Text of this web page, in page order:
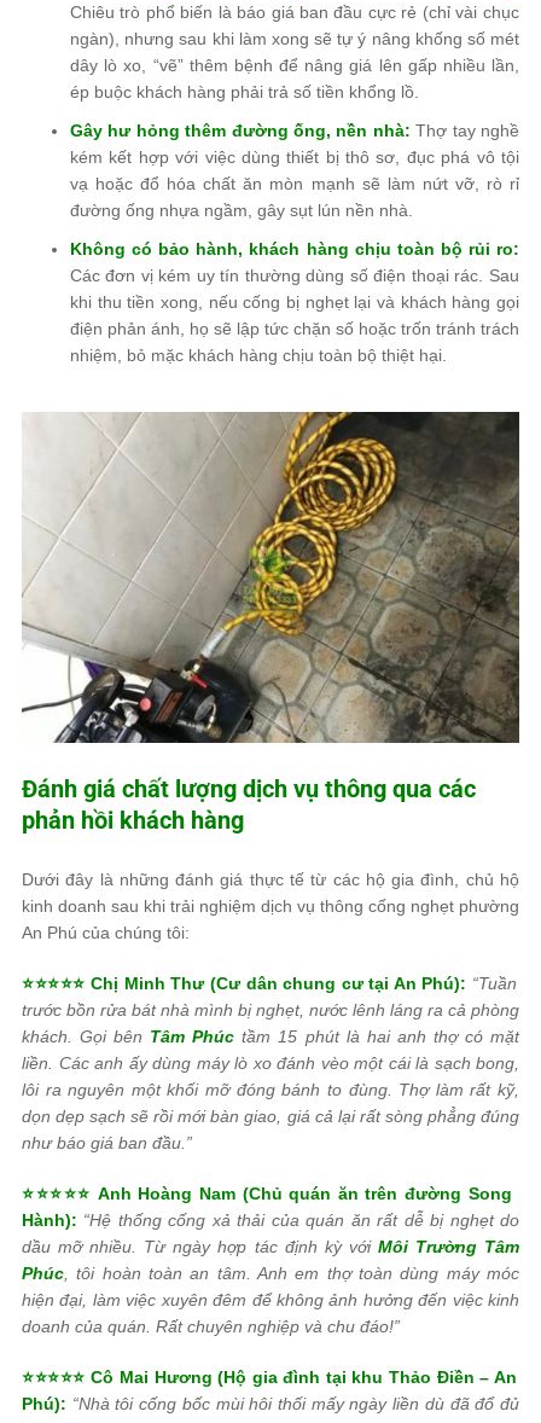
Chiêu trò phổ biến là báo giá ban đầu cực rẻ (chỉ vài chục
ngàn), nhưng sau khi làm xong sẽ tự ý nâng khống số mét
dây lò xo, “vẽ” thêm bệnh để nâng giá lên gấp nhiều lần,
ép buộc khách hàng phải trả số tiền khổng lồ.
Gây hư hỏng thêm đường ống, nền nhà: Thợ tay nghề
kém kết hợp với việc dùng thiết bị thô sơ, đục phá vô tội
vạ hoặc đổ hóa chất ăn mòn mạnh sẽ làm nứt vỡ, rò rỉ
đường ống nhựa ngầm, gây sụt lún nền nhà.
Không có bảo hành, khách hàng chịu toàn bộ rủi ro:
Các đơn vị kém uy tín thường dùng số điện thoại rác. Sau
khi thu tiền xong, nếu cống bị nghẹt lại và khách hàng gọi
điện phản ánh, họ sẽ lập tức chặn số hoặc trốn tránh trách
nhiệm, bỏ mặc khách hàng chịu toàn bộ thiệt hại.
Đánh giá chất lượng dịch vụ thông qua các
phản hồi khách hàng
Dưới đây là những đánh giá thực tế từ các hộ gia đình, chủ hộ
kinh doanh sau khi trải nghiệm dịch vụ thông cống nghẹt phường
An Phú của chúng tôi:
⭐️⭐️⭐️⭐️⭐️ Chị Minh Thư (Cư dân chung cư tại An Phú): “Tuần
trước bồn rửa bát nhà mình bị nghẹt, nước lênh láng ra cả phòng
khách. Gọi bên Tâm Phúc tầm 15 phút là hai anh thợ có mặt
liền. Các anh ấy dùng máy lò xo đánh vèo một cái là sạch bong,
lôi ra nguyên một khối mỡ đóng bánh to đùng. Thợ làm rất kỹ,
dọn dẹp sạch sẽ rồi mới bàn giao, giá cả lại rất sòng phẳng đúng
như báo giá ban đầu.”
⭐️⭐️⭐️⭐️⭐️ Anh Hoàng Nam (Chủ quán ăn trên đường Song
Hành): “Hệ thống cống xả thải của quán ăn rất dễ bị nghẹt do
dầu mỡ nhiều. Từ ngày hợp tác định kỳ với Môi Trường Tâm
Phúc , tôi hoàn toàn an tâm. Anh em thợ toàn dùng máy móc
hiện đại, làm việc xuyên đêm để không ảnh hưởng đến việc kinh
doanh của quán. Rất chuyên nghiệp và chu đáo!”
⭐️⭐️⭐️⭐️⭐️ Cô Mai Hương (Hộ gia đình tại khu Thảo Điền – An
Phú): “Nhà tôi cống bốc mùi hôi thối mấy ngày liền dù đã đổ đủ